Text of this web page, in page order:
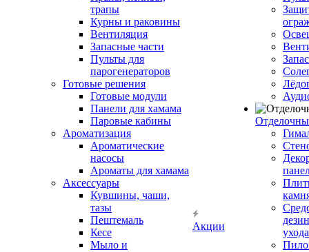
трапы
Курны и раковины
Вентиляция
Запасные части
Пульты для
парогенераторов
Готовые решения
Готовые модули
Панели для хамама
Паровые кабины
Ароматизация
Ароматические
насосы
Ароматы для хамама
Аксессуары
Кувшины, чаши,
тазы
Пештемаль
Кесе
Мыло и
Акции
ухода